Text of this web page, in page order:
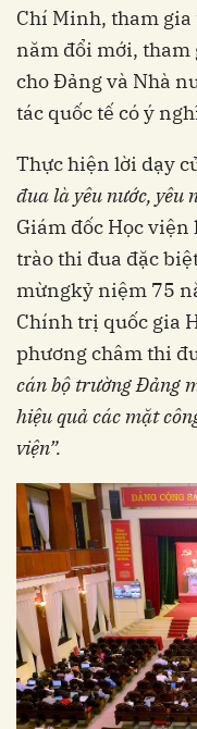
Chí Minh, tham
năm đổi mới, tham
cho Đảng và Nhà
tác quốc tế có ý
Thực hiện lời dạy
đua là yêu nước, yêu
Giám đốc Học
trào thi đua đặc
mừngkỷ niệm 75
Chính trị quốc gia
phương châm thi
cán bộ trường Đảng
hiệu quả các mặt
viện”.